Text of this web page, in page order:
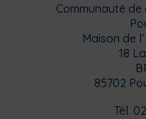
Communauté de
Maison de
18
85702
Tél.